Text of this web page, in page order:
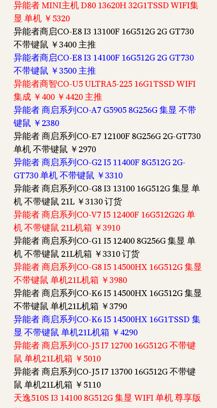
异能者 MINI主机 D80 13620H 32G1TSSD WIFI集
显 单机 ￥5320
异能者商启CO-E8 I3 13100F 16G512G 2G GT730
不带键鼠 ￥3400 主推
异能者商启CO-E8 I3 14100F 16G512G 2G GT730
不带键鼠 ￥3500 主推
异能者商智CO-U5 ULTRA5-225 16G1TSSD WIFI
集成 ￥400 ￥4420 主推
异能者 商启系列CO-A7 G5905 8G256G 集显 不带
键鼠 ￥2380
异能者 商启系列CO-E7 12100F 8G256G 2G-GT730
单机 不带键鼠 ￥2970
异能者 商启系列CO-G2 I5 11400F 8G512G 2G-
GT730 单机 不带键鼠 ￥3310
异能者 商启系列CO-G8 I3 13100 16G512G 集显 单
机 不带键鼠 21L ￥3130 订货
异能者 商启系列CO-V7 I5 12400F 16G512G2G 单
机 不带键鼠 21L机箱 ￥3910
异能者 商启系列CO-G1 I5 12400 8G256G 集显 单
机 不带键鼠 21L机箱 ￥3310 订货
异能者 商启系列CO-G8 I5 14500HX 16G512G 集显
不带键鼠 单机21L机箱 ￥3980
异能者 商启系列CO-K6 I5 14500HX 16G512G 集显
不带键鼠 单机21L机箱 ￥3790
异能者 商启系列CO-K6 I5 14500HX 16G1TSSD 集
显 不带键鼠 单机21L机箱 ￥4290
异能者 商启系列CO-J5 I7 12700 16G512G 不带键
鼠 单机21L机箱 ￥5010
异能者 商启系列CO-J5 I7 13700 16G512G 不带键
鼠 单机21L机箱 ￥5110
天逸510S I3 14100 8G512G 集显 WIFI 单机 尊享版